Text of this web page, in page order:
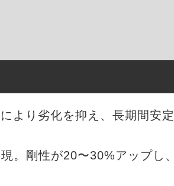
より劣化を抑え、長期間安
。剛性が20〜30%アップし